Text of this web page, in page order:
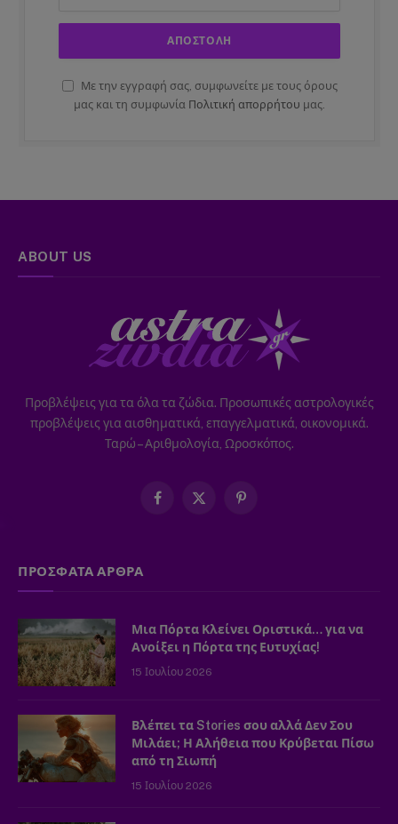
Με την εγγραφή σας, συμφωνείτε με τους όρους
μας και τη συμφωνία Πολιτική απορρήτου μας.
ABOUT US
Προβλέψεις για τα όλα τα ζώδια. Προσωπικές αστρολογικές
προβλέψεις για αισθηματικά, επαγγελματικά, οικονομικά.
Ταρώ – Αριθμολογία, Ωροσκόπος.
Facebook
X
Pinterest
ΠΡΟΣΦΑΤΑ ΑΡΘΡΑ
Μια Πόρτα Κλείνει Οριστικά… για να
Ανοίξει η Πόρτα της Ευτυχίας!
15 Ιουλίου 2026
Βλέπει τα Stories σου αλλά Δεν Σου
Μιλάει; Η Αλήθεια που Κρύβεται Πίσω
από τη Σιωπή
15 Ιουλίου 2026